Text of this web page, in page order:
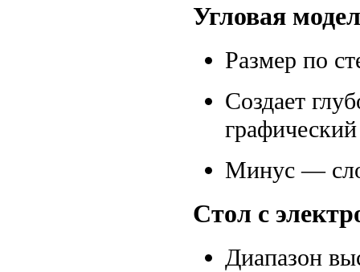
Угловая
Размер по
Создает
Минус —
Стол с
Диапазон